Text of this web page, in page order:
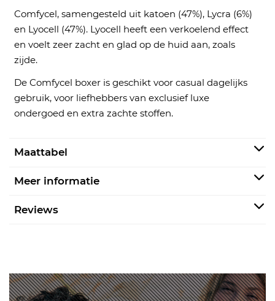
Comfycel, samengesteld uit katoen (47%), Lycra (6%)
en Lyocell (47%). Lyocell heeft een verkoelend effect
en voelt zeer zacht en glad op de huid aan, zoals
zijde.
De Comfycel boxer is geschikt voor casual dagelijks
gebruik, voor liefhebbers van exclusief luxe
ondergoed en extra zachte stoffen.
Maattabel
Meer informatie
Reviews